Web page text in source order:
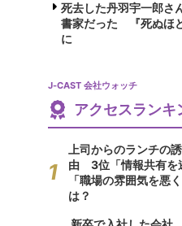
死去した丹羽宇一郎さ
書家だった 『死ぬほ
に
J-CAST 会社ウォッチ
アクセスランキ
上司からのランチの
由 3位「情報共有を
「職場の雰囲気を悪
は？